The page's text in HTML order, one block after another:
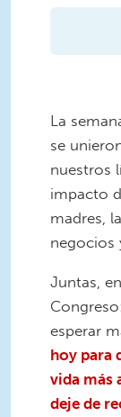
La
se
nuestros
impacto
madres,
negocios
Juntas,
esperar
hoy para
vida más
deje de